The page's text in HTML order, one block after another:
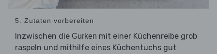
5. Zutaten vorbereiten
Inzwischen die Gurken mit einer Küchenreibe grob
raspeln und mithilfe eines Küchentuchs gut